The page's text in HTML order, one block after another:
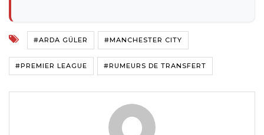
#ARDA GÜLER #MANCHESTER CITY
#PREMIER LEAGUE #RUMEURS DE TRANSFERT